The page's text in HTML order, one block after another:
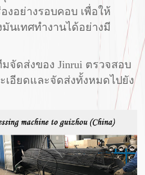
งอย่างรอบคอบ เพื่อให้
นเทศทำงานได้อย่างมี
จัดส่งของ Jinrui ตรวจสอบ
เอียดและจัดส่งทั้งหมดไปยัง